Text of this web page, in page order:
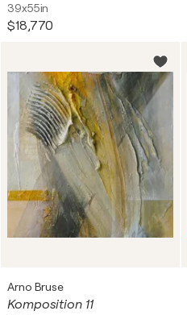
39x55in
$18,770
Arno Bruse
Komposition 11